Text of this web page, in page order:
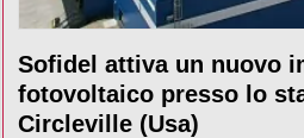
Sofidel attiva un nuovo
fotovoltaico presso lo
Circleville (Usa)